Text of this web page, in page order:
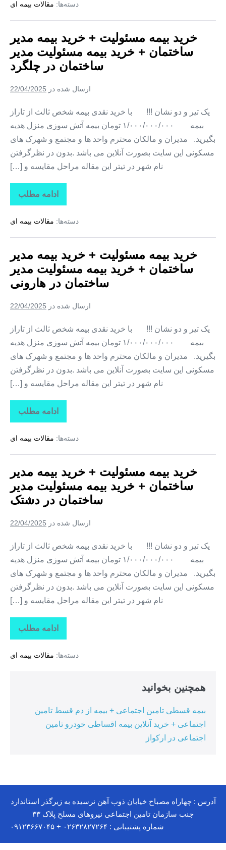
+
بیمه
ساختمان
خرید
بیمه
مسئولیت
ساختمان
در
دسته‌ها: مقالات بیمه ای
خرید بیمه مسئولیت + خرید بیمه مدیر
ساختمان + خرید بیمه مسئولیت مدیر
ساختمان در چلگرد
ارسال شده در 22/04/2025
یک تیر و دو نشان !!! با خرید نقدی بیمه شخص ثالث از تاراز
بیمه ۱/۰۰۰/۰۰۰/۰۰۰ تومان بیمه آتش سوزی منزل هدیه
بگیرید. مدیران و مالکان محترم واحد ها و مجتمع و شهرک های
مسکونی این سایت بصورت آنلاین می باشد .بدون در نظرگرفتن
نام شهر در تیتر این مقاله مراحل مقایسه و […]
ادامه مطلب
خرید
بیمه
+
بیمه
ساختمان
خرید
بیمه
مسئولیت
ساختمان
در
دسته‌ها: مقالات بیمه ای
خرید بیمه مسئولیت + خرید بیمه مدیر
ساختمان + خرید بیمه مسئولیت مدیر
ساختمان در هارونی
ارسال شده در 22/04/2025
یک تیر و دو نشان !!! با خرید نقدی بیمه شخص ثالث از تاراز
بیمه ۱/۰۰۰/۰۰۰/۰۰۰ تومان بیمه آتش سوزی منزل هدیه
بگیرید. مدیران و مالکان محترم واحد ها و مجتمع و شهرک های
مسکونی این سایت بصورت آنلاین می باشد .بدون در نظرگرفتن
نام شهر در تیتر این مقاله مراحل مقایسه و […]
ادامه مطلب
خرید
بیمه
+
بیمه
ساختمان
خرید
بیمه
مسئولیت
ساختمان
در
دسته‌ها: مقالات بیمه ای
خرید بیمه مسئولیت + خرید بیمه مدیر
ساختمان + خرید بیمه مسئولیت مدیر
ساختمان در دشتک
ارسال شده در 22/04/2025
یک تیر و دو نشان !!! با خرید نقدی بیمه شخص ثالث از تاراز
بیمه ۱/۰۰۰/۰۰۰/۰۰۰ تومان بیمه آتش سوزی منزل هدیه
بگیرید. مدیران و مالکان محترم واحد ها و مجتمع و شهرک های
مسکونی این سایت بصورت آنلاین می باشد .بدون در نظرگرفتن
نام شهر در تیتر این مقاله مراحل مقایسه و […]
ادامه مطلب
خرید
بیمه
+
بیمه
دسته‌ها: مقالات بیمه ای
همچنین بخوانید
بیمه قسطی تامین اجتماعی + بیمه از دم قسط تامین
اجتماعی + خرید آنلاین بیمه اقساطی خودرو تامین
اجتماعی در ارکواز
آدرس : چهاراه مصباح خیابان ذوب آهن نرسیده به زیرگذر استاندارد
جنب سازمان تامین اجتماعی نیروهای مسلح پلاک ۳۳
شماره پشتیبانی : ۰۲۶۳۲۸۲۷۲۶۴ + ۰۹۱۲۳۶۶۷۰۴۵